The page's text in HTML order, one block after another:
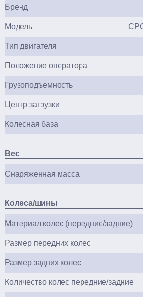
Бренд
Модель
Тип двигателя
Положение оператора
Грузоподъемность
Центр загрузки
Колесная база
Вес
Снаряженная масса
Колеса/шины
Материал колес (передние/задние)
Размер передних колес
Размер задних колес
Количество колес передние/задние